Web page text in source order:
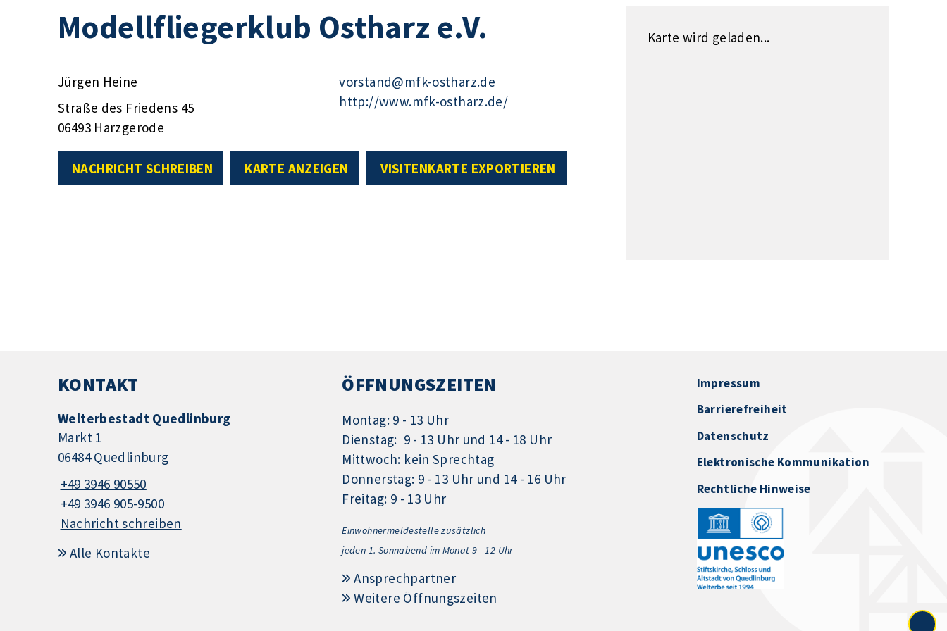
Modellfliegerklub Ostharz e.V.
Jürgen Heine
Straße des Friedens 45
06493 Harzgerode
vorstand@mfk-ostharz.de
http://www.mfk-ostharz.de/
NACHRICHT SCHREIBEN KARTE ANZEIGEN VISITENKARTE EXPORTIEREN
Karte wird geladen...
KONTAKT
Welterbestadt Quedlinburg
Markt 1
06484 Quedlinburg
+49 3946 90550
+49 3946 905-9500
Nachricht schreiben
Alle Kontakte
ÖFFNUNGSZEITEN
Montag: 9 - 13 Uhr
Dienstag: 9 - 13 Uhr und 14 - 18 Uhr
Mittwoch: kein Sprechtag
Donnerstag: 9 - 13 Uhr und 14 - 16 Uhr
Freitag: 9 - 13 Uhr
Einwohnermeldestelle zusätzlich
jeden 1. Sonnabend im Monat 9 - 12 Uhr
Ansprechpartner
Weitere Öffnungszeiten
Impressum
Barrierefreiheit
Datenschutz
Elektronische Kommunikation
Rechtliche Hinweise